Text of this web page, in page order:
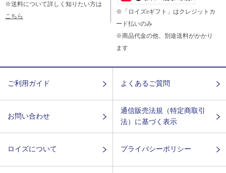
※送料について詳しく知りたい方は
こちら
※「ロイズeギフト」はクレジットカ
ード払いのみ
※商品代金の他、別途送料がかかり
ます
ご利用ガイド よくあるご質問
お問い合わせ
通信販売法規（特定商取引
法）に基づく表示
ロイズについて プライバシーポリシー